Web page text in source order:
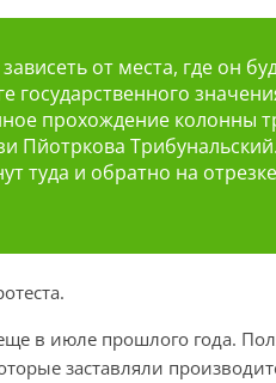
от места, где он
государственного
прохождение колонны
Пйотркова
туда и обратно на
в июле прошлого года.
заставляли